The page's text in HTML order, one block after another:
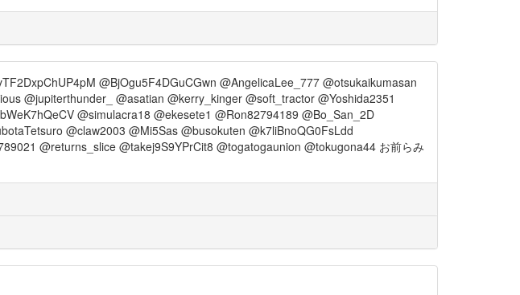
@BjOgu5F4DGuCGwn @AngelicaLee_777 @otsukaikumasan
@jupiterthunder_ @asatian @kerry_kinger @soft_tractor @Yoshida2351
@simulacra18 @ekesete1 @Ron82794189 @Bo_San_2D
@claw2003 @Mi5Sas @busokuten @k7liBnoQG0FsLdd
@returns_slice @takej9S9YPrCit8 @togatogaunion @tokugona44 お前らみ